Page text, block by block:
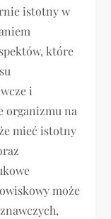
istotny w
które
i
organizmu na
mieć istotny
może